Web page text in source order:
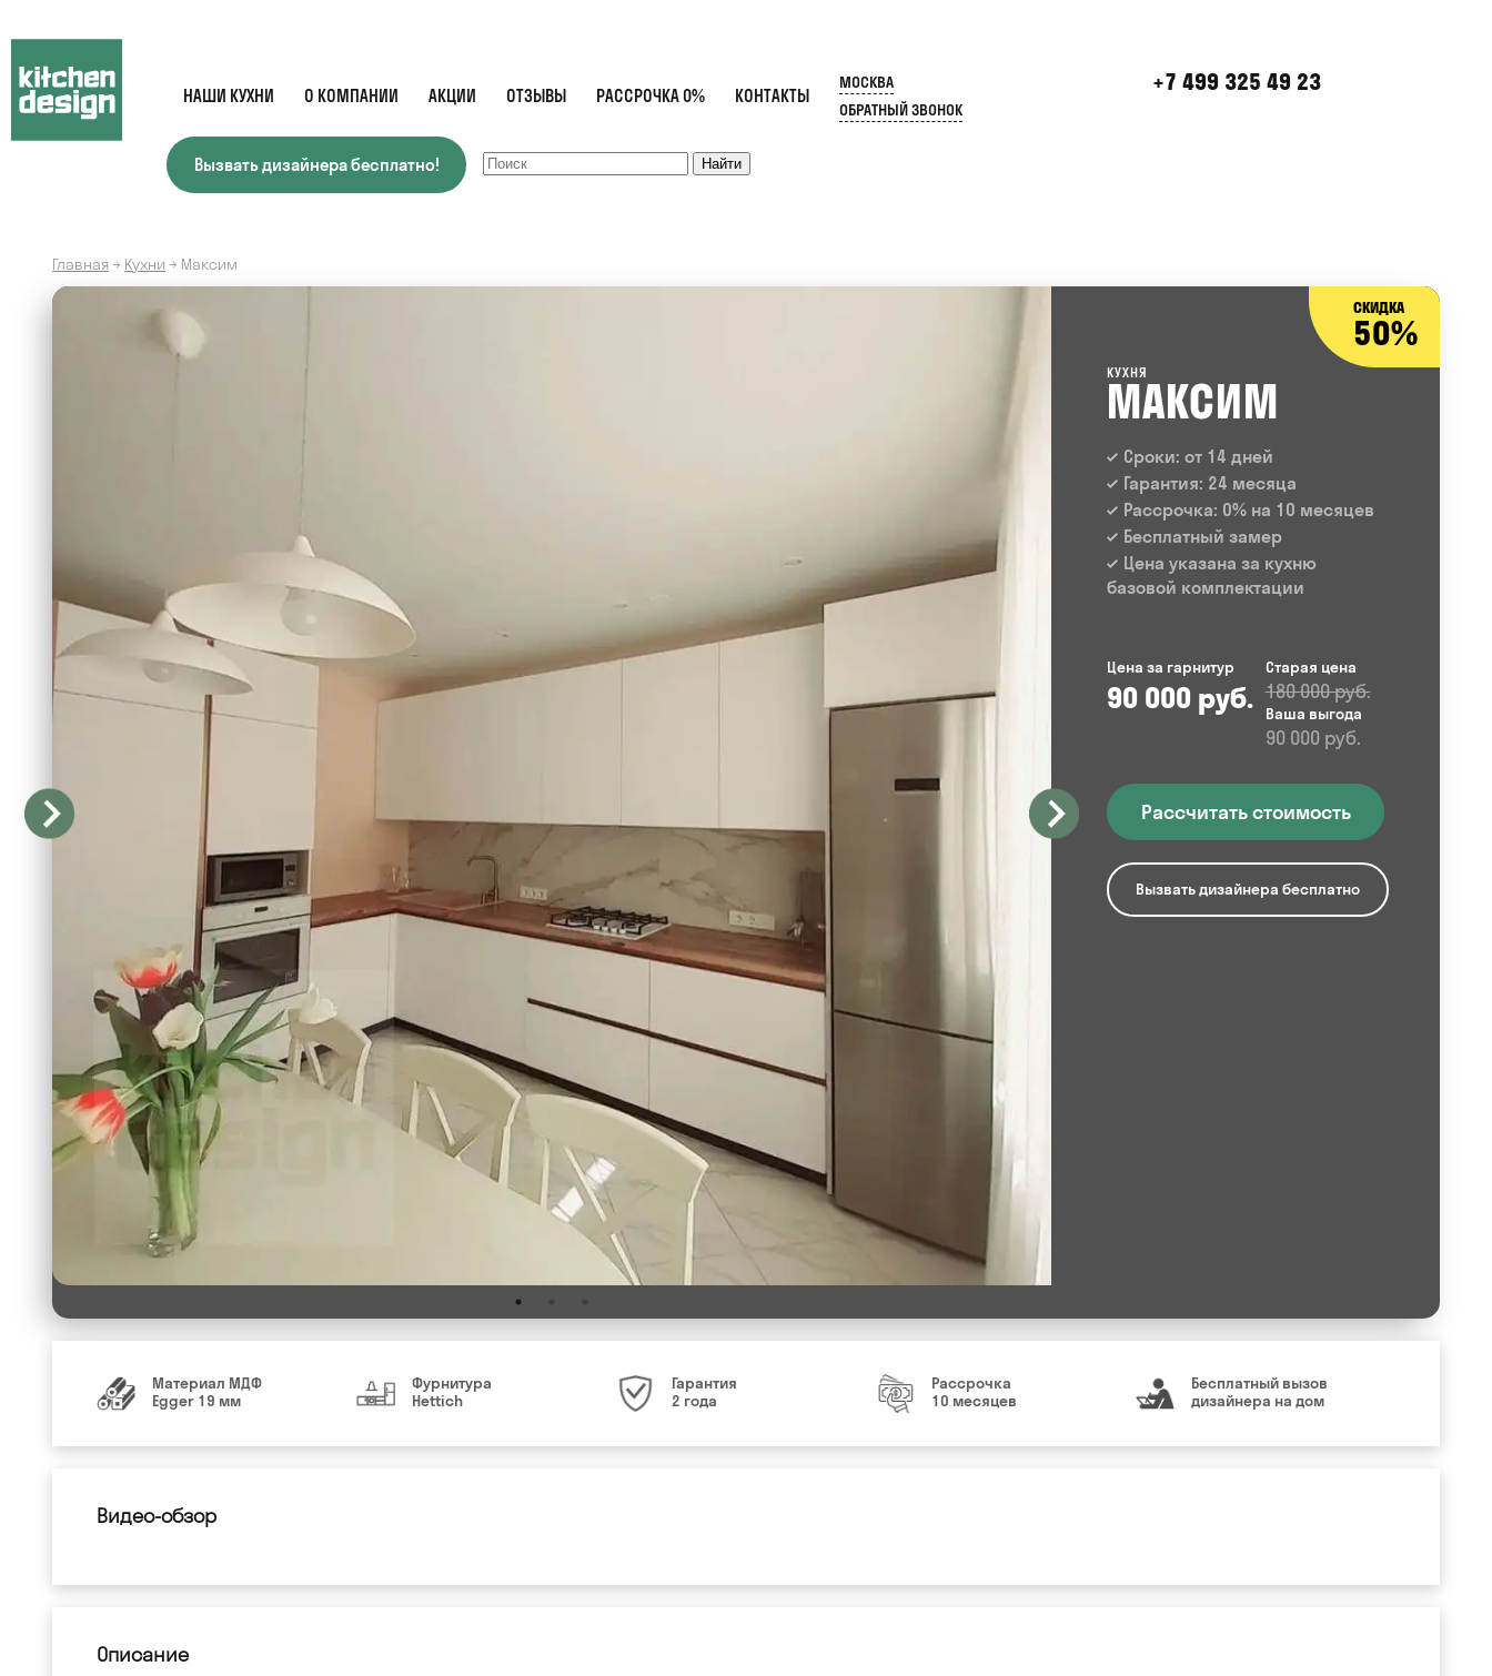
НАШИ КУХНИ О КОМПАНИИ АКЦИИ ОТЗЫВЫ РАССРОЧКА 0% КОНТАКТЫ
+7 499 325 49 23
Вызвать дизайнера бесплатно!
МОСКВА
ОБРАТНЫЙ ЗВОНОК
Главная→ Кухни → Максим
СКИДКА
50%
КУХНЯ
МАКСИМ
Сроки: от 14 дней
Гарантия: 24 месяца
Рассрочка: 0% на 10 месяцев
Бесплатный замер
Цена указана за кухню
базовой комплектации
Цена за гарнитур
90 000 руб.
Старая цена
180 000 руб.
Ваша выгода
90 000 руб.
Рассчитать стоимость
Вызвать дизайнера бесплатно
Материал МДФ
Egger 19 мм
Фурнитура
Hettich
Гарантия
2 года
Рассрочка
10 месяцев
Бесплатный вызов
дизайнера на дом
Видео-обзор
Описание